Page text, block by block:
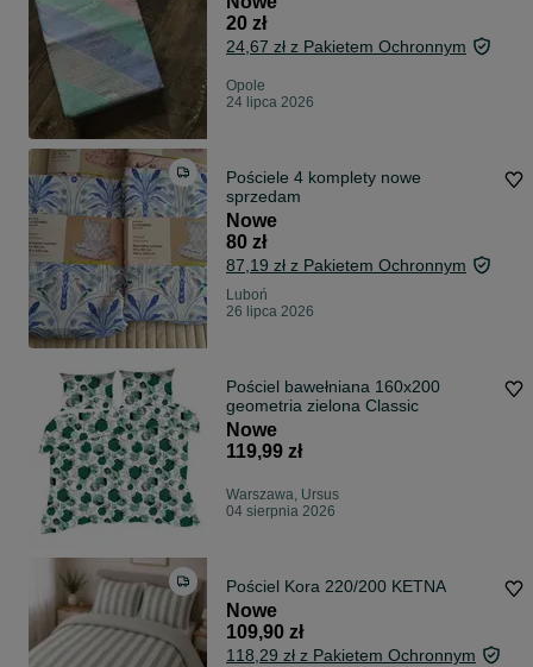
20 zł
24,67 zł z Pakietem Ochronnym
Opole
24 lipca 2026
Pościele 4 komplety nowe
sprzedam
Nowe
80 zł
87,19 zł z Pakietem Ochronnym
Luboń
26 lipca 2026
Pościel bawełniana 160x200
geometria zielona Classic
Nowe
119,99 zł
Warszawa, Ursus
04 sierpnia 2026
Pościel Kora 220/200 KETNA
Nowe
109,90 zł
118,29 zł z Pakietem Ochronnym